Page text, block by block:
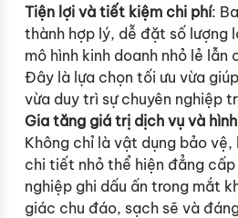
Tiện lợi và tiết kiệm chi phí:
thành hợp lý, dễ đặt số lượng
mô hình kinh doanh nhỏ lẻ lẫn
Đây là lựa chọn tối ưu vừa
vừa duy trì sự chuyên nghiệp
Gia tăng giá trị dịch vụ và
Không chỉ là vật dụng bảo
chi tiết nhỏ thể hiện đẳng
nghiệp ghi dấu ấn trong mắt
giác chu đáo, sạch sẽ và